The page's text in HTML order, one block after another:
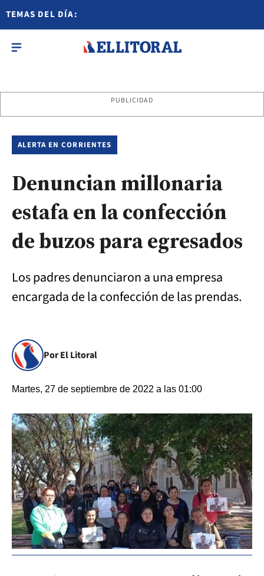
TEMAS DEL DÍA:
PUBLICIDAD
ALERTA EN CORRIENTES
Denuncian millonaria
estafa en la confección
de buzos para egresados
Los padres denunciaron a una empresa
encargada de la confección de las prendas.
Por El Litoral
Martes, 27 de septiembre de 2022 a las 01:00